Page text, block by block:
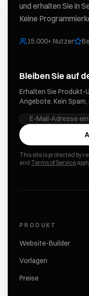
und erhalten Sie in
Keine
15.000+ Nutzer
Bleiben Sie auf
Erhalten Sie Produkt-
Angebote. Kein
This site is protected by
and Terms of Service
PRODUKT
Website-Builder
Vorlagen
Preise